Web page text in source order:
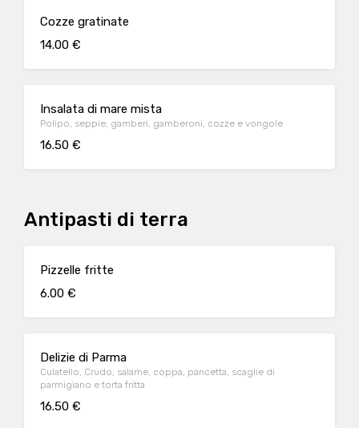
Cozze gratinate
14.00 €
Insalata di mare mista
Polipo, seppie, gamberi, gamberoni, cozze e vongole
16.50 €
Antipasti di terra
Pizzelle fritte
6.00 €
Delizie di Parma
Culatello, Crudo, salame, coppa, pancetta, scaglie di
parmigiano e torta fritta
16.50 €